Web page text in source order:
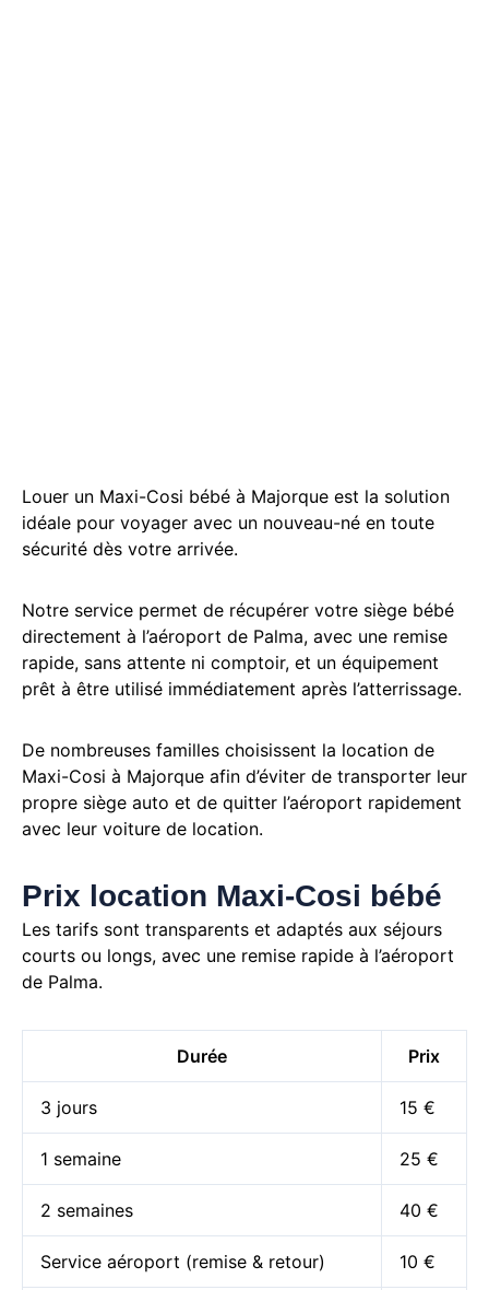
Louer un Maxi-Cosi bébé à Majorque est la solution
idéale pour voyager avec un nouveau-né en toute
sécurité dès votre arrivée.
Notre service permet de récupérer votre siège bébé
directement à l’aéroport de Palma, avec une remise
rapide, sans attente ni comptoir, et un équipement
prêt à être utilisé immédiatement après l’atterrissage.
De nombreuses familles choisissent la location de
Maxi-Cosi à Majorque afin d’éviter de transporter leur
propre siège auto et de quitter l’aéroport rapidement
avec leur voiture de location.
Prix location Maxi-Cosi bébé
Les tarifs sont transparents et adaptés aux séjours
courts ou longs, avec une remise rapide à l’aéroport
de Palma.
Durée Prix
3 jours 15 €
1 semaine 25 €
2 semaines 40 €
Service aéroport (remise & retour) 10 €